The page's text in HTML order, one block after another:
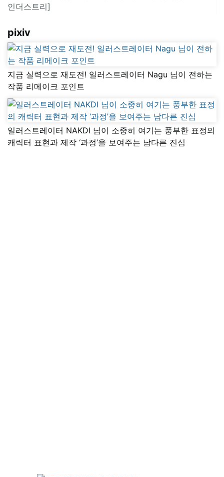
인더스트리]
pixiv
지금 실력으로 재도전! 일러스트레이터 Nagu 님이 전하는
작품 리메이크 포인트
일러스트레이터 NAKDI 님이 소중히 여기는 풍부한 표정의
캐릭터 표현과 제작 ‘과정’을 보여주는 남다른 진심